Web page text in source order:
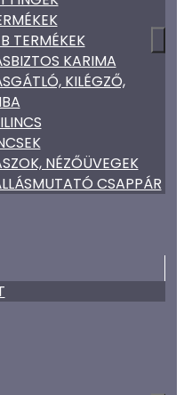
TERMÉKEK
KARIMA
KILÉGZŐ,
NÉZŐÜVEGEK
CSAPPÁR